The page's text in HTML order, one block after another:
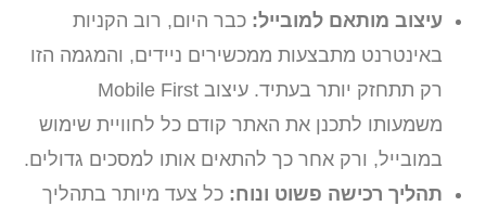
עיצוב מותאם למובייל: כבר היום, רוב הקניות
באינטרנט מתבצעות ממכשירים ניידים, והמגמה הזו
רק תתחזק יותר בעתיד. עיצוב Mobile First
משמעותו לתכנן את האתר קודם כל לחוויית שימוש
במובייל, ורק אחר כך להתאים אותו למסכים גדולים.
תהליך רכישה פשוט ונוח: כל צעד מיותר בתהליך